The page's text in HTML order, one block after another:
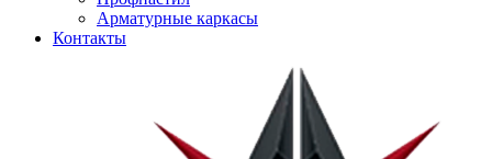
Арматурные каркасы
Контакты